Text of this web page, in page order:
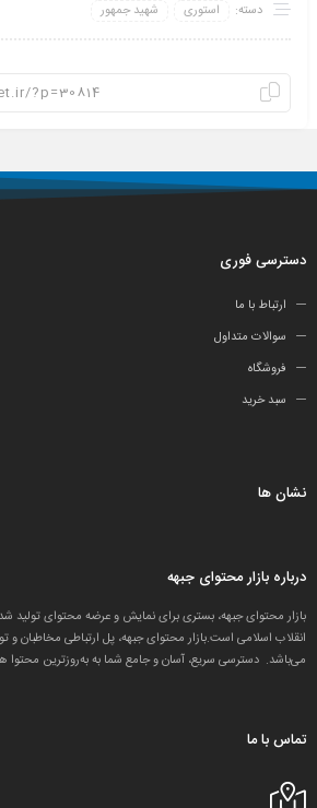
دسته: استوری شهید جمهور
دسترسی فوری
ارتباط با ما
سوالات متداول
فروشگاه
سبد خرید
نشان ها
درباره بازار محتوای جبهه
بازار محتوای جبهه، بستری برای نمایش و عرضه محتوای تولید
انقلاب اسلامی است.بازار محتوای جبهه، پل ارتباطی مخاطبان
می‌باشد. دسترسی سریع، آسان و جامع شما به به‌روزترین
تماس با ما